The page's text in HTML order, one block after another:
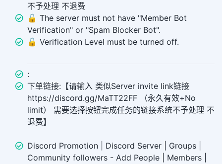
不予处理 不退费
🔓 The server must not have "Member Bot
Verification" or "Spam Blocker Bot".
🔓 Verification Level must be turned off.
:
下单链接:【请输入 类似Server invite link链接
https://discord.gg/MaTT22FF （永久有效+No
limit） 需要选择按钮完成任务的链接系统不予处理 不
退费】
Discord Promotion | Discord Server | Groups |
Community followers - Add People | Members |